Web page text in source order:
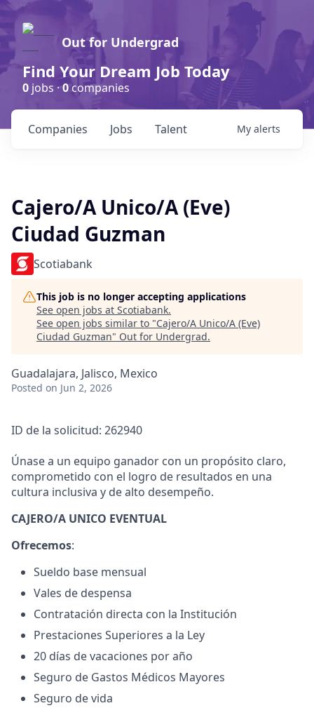
Out for Undergrad
Find Your Dream Job Today
0 jobs ·0companies
Jobs
Companies Talent My alerts
Cajero/A Unico/A (Eve)
Ciudad Guzman
Scotiabank
This job is no longer accepting applications
See open jobs at Scotiabank.
See open jobs similar to "Cajero/A Unico/A (Eve)
Ciudad Guzman" Out for Undergrad.
Guadalajara, Jalisco, Mexico
Posted on Jun 2, 2026
ID de la solicitud: 262940
Únase a un equipo ganador con un propósito claro,
comprometido con el logro de resultados en una
cultura inclusiva y de alto desempeño.
CAJERO/A UNICO EVENTUAL
Ofrecemos:
Sueldo base mensual
Vales de despensa
Contratación directa con la Institución
Prestaciones Superiores a la Ley
20 días de vacaciones por año
Seguro de Gastos Médicos Mayores
Seguro de vida